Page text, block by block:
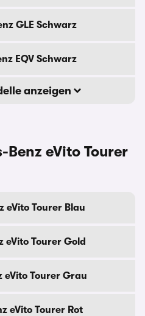
GLE Schwarz
EQV Schwarz
anzeigen
Benz eVito Tourer
eVito Tourer Blau
eVito Tourer Gold
eVito Tourer Grau
eVito Tourer Rot